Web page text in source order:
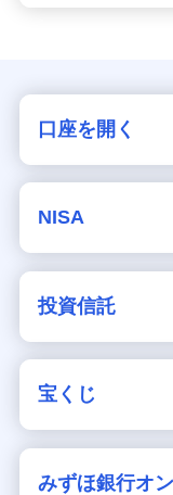
口座を開く
NISA
投資信託
宝くじ
みずほ銀行オ